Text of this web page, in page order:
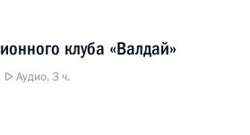
клуба «Валдай»
Аудио, 3 ч.